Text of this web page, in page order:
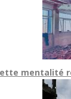
mentalité